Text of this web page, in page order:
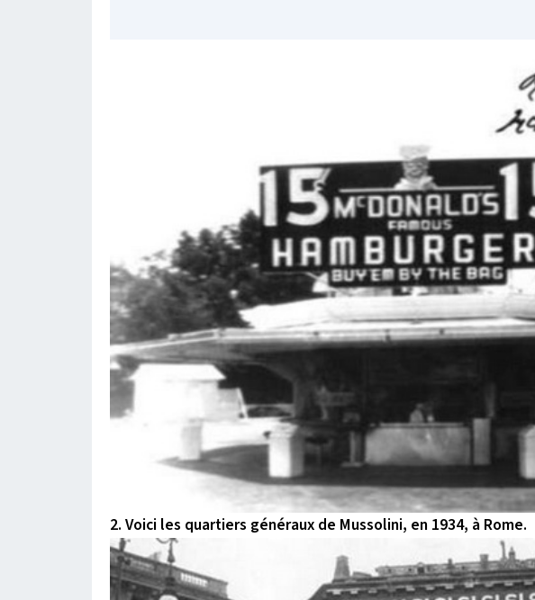
2. Voici les quartiers généraux de Mussolini, en 1934, à Rome.